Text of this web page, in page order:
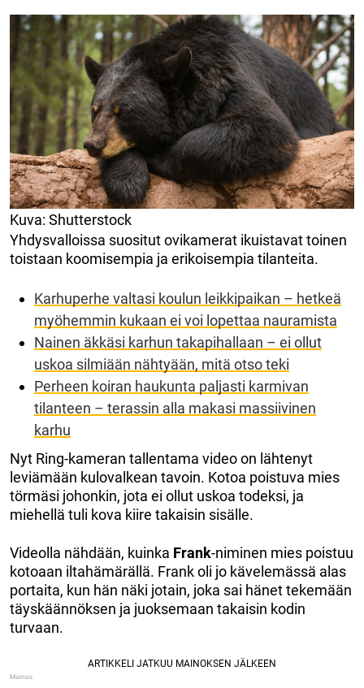
Kuva: Shutterstock
Yhdysvalloissa suositut ovikamerat ikuistavat toinen
toistaan koomisempia ja erikoisempia tilanteita.
Karhuperhe valtasi koulun leikkipaikan – hetkeä
myöhemmin kukaan ei voi lopettaa nauramista
Nainen äkkäsi karhun takapihallaan – ei ollut
uskoa silmiään nähtyään, mitä otso teki
Perheen koiran haukunta paljasti karmivan
tilanteen – terassin alla makasi massiivinen
karhu
Nyt Ring-kameran tallentama video on lähtenyt
leviämään kulovalkean tavoin. Kotoa poistuva mies
törmäsi johonkin, jota ei ollut uskoa todeksi, ja
miehellä tuli kova kiire takaisin sisälle.
Videolla nähdään, kuinka Frank-niminen mies poistuu
kotoaan iltahämärällä. Frank oli jo kävelemässä alas
portaita, kun hän näki jotain, joka sai hänet tekemään
täyskäännöksen ja juoksemaan takaisin kodin
turvaan.